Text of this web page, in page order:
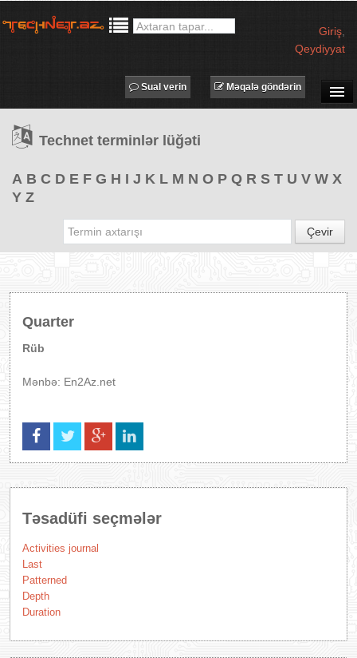
Giriş
Qeydiyyat
TƏDBİRLƏR
PROQRAMLAR
Məqalə göndərin
Sual verin
Technet terminlər lüğəti
A B C D E F G H I J K L M N O P Q R S T U V W X
Y Z
Çevir
Quarter
Rüb
Mənbə: En2Az.net
Təsadüfi seçmələr
Activities journal
Last
Patterned
Depth
Duration